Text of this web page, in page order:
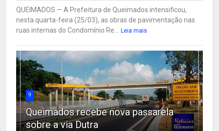
QUEIMADOS — A Prefeitura de Queimados intensificou,
nesta quarta-feira (25/03), as obras de pavimentação nas
ruas internas do Condomínio Re...
Leia mais
9
Queimados recebe nova passarela
sobre a via Dutra